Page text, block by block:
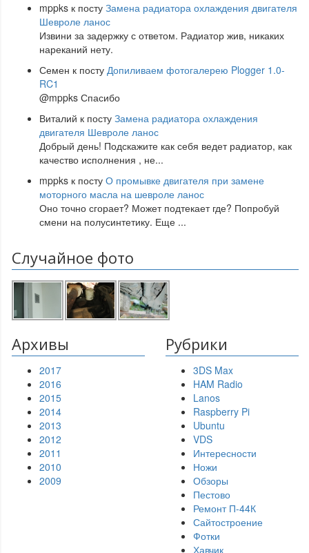
mppks к посту Замена радиатора охлаждения двигателя
Шевроле ланос
Извини за задержку с ответом. Радиатор жив, никаких
нареканий нету.
Семен к посту Допиливаем фотогалерею Plogger 1.0-
RC1
@mppks Спасибо
Виталий к посту Замена радиатора охлаждения
двигателя Шевроле ланос
Добрый день! Подскажите как себя ведет радиатор, как
качество исполнения , не...
mppks к посту О промывке двигателя при замене
моторного масла на шевроле ланос
Оно точно сгорает? Может подтекает где? Попробуй
смени на полусинтетику. Еще ...
Случайное фото
Архивы
2017
2016
2015
2014
2013
2012
2011
2010
2009
Рубрики
3DS Max
HAM Radio
Lanos
Raspberry Pi
Ubuntu
VDS
Интересности
Ножи
Обзоры
Пестово
Ремонт П-44К
Сайтостроение
Фотки
Хавчик